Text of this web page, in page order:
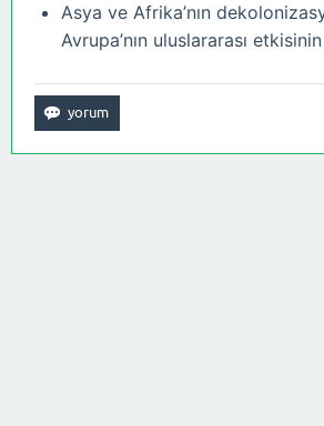
Asya ve Afrika’nın
Avrupa’nın uluslararası